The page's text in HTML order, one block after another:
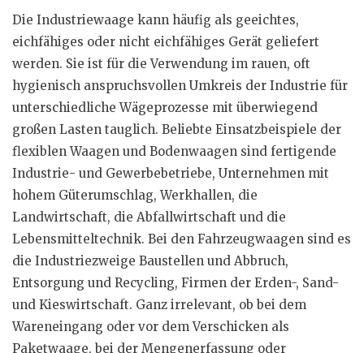
Die Industriewaage kann häufig als geeichtes,
eichfähiges oder nicht eichfähiges Gerät geliefert
werden. Sie ist für die Verwendung im rauen, oft
hygienisch anspruchsvollen Umkreis der Industrie für
unterschiedliche Wägeprozesse mit überwiegend
großen Lasten tauglich. Beliebte Einsatzbeispiele der
flexiblen Waagen und Bodenwaagen sind fertigende
Industrie- und Gewerbebetriebe, Unternehmen mit
hohem Güterumschlag, Werkhallen, die
Landwirtschaft, die Abfallwirtschaft und die
Lebensmitteltechnik. Bei den Fahrzeugwaagen sind es
die Industriezweige Baustellen und Abbruch,
Entsorgung und Recycling, Firmen der Erden-, Sand-
und Kieswirtschaft. Ganz irrelevant, ob bei dem
Wareneingang oder vor dem Verschicken als
Paketwaage, bei der Mengenerfassung oder